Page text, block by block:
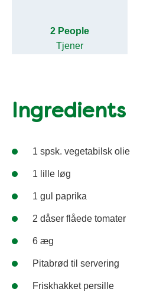
2 People
Tjener
Ingredients
1 spsk. vegetabilsk olie
1 lille løg
1 gul paprika
2 dåser flåede tomater
6 æg
Pitabrød til servering
Friskhakket persille